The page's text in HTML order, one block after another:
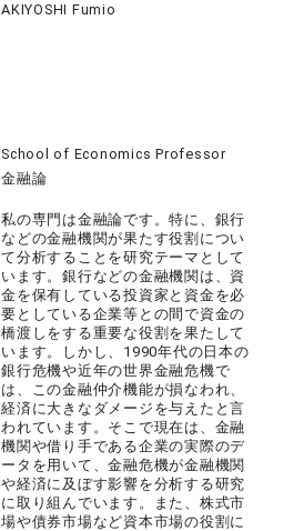
AKIYOSHI Fumio
School of Economics Professor
金融論
私の専門は金融論です。特に、銀行
などの金融機関が果たす役割につい
て分析することを研究テーマとして
います。銀行などの金融機関は、資
金を保有している投資家と資金を必
要としている企業等との間で資金の
橋渡しをする重要な役割を果たして
います。しかし、1990年代の日本の
銀行危機や近年の世界金融危機で
は、この金融仲介機能が損なわれ、
経済に大きなダメージを与えたと言
われています。そこで現在は、金融
機関や借り手である企業の実際のデ
ータを用いて、金融危機が金融機関
や経済に及ぼす影響を分析する研究
に取り組んでいます。また、株式市
場や債券市場など資本市場の役割に